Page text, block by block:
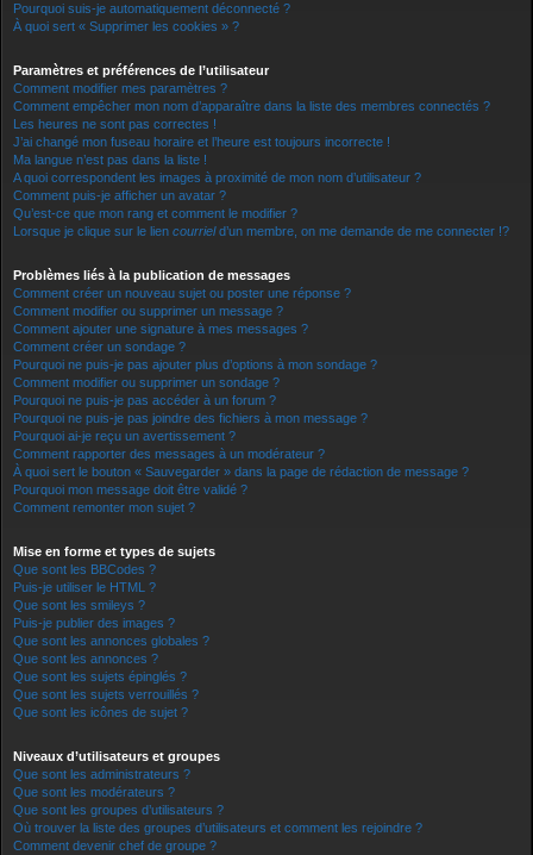
Pourquoi suis-je automatiquement déconnecté ?
À quoi sert « Supprimer les cookies » ?
Paramètres et préférences de l’utilisateur
Comment modifier mes paramètres ?
Comment empêcher mon nom d’apparaître dans la liste des membres connectés ?
Les heures ne sont pas correctes !
J’ai changé mon fuseau horaire et l’heure est toujours incorrecte !
Ma langue n’est pas dans la liste !
A quoi correspondent les images à proximité de mon nom d’utilisateur ?
Comment puis-je afficher un avatar ?
Qu’est-ce que mon rang et comment le modifier ?
Lorsque je clique sur le lien courrield’un membre, on me demande de me connecter !?
Problèmes liés à la publication de messages
Comment créer un nouveau sujet ou poster une réponse ?
Comment modifier ou supprimer un message ?
Comment ajouter une signature à mes messages ?
Comment créer un sondage ?
Pourquoi ne puis-je pas ajouter plus d’options à mon sondage ?
Comment modifier ou supprimer un sondage ?
Pourquoi ne puis-je pas accéder à un forum ?
Pourquoi ne puis-je pas joindre des fichiers à mon message ?
Pourquoi ai-je reçu un avertissement ?
Comment rapporter des messages à un modérateur ?
À quoi sert le bouton « Sauvegarder » dans la page de rédaction de message ?
Pourquoi mon message doit être validé ?
Comment remonter mon sujet ?
Mise en forme et types de sujets
Que sont les BBCodes ?
Puis-je utiliser le HTML ?
Que sont les smileys ?
Puis-je publier des images ?
Que sont les annonces globales ?
Que sont les annonces ?
Que sont les sujets épinglés ?
Que sont les sujets verrouillés ?
Que sont les icônes de sujet ?
Niveaux d’utilisateurs et groupes
Que sont les administrateurs ?
Que sont les modérateurs ?
Que sont les groupes d’utilisateurs ?
Où trouver la liste des groupes d’utilisateurs et comment les rejoindre ?
Comment devenir chef de groupe ?